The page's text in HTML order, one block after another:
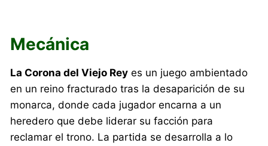
Mecánica
La Corona del Viejo Rey es un juego ambientado
en un reino fracturado tras la desaparición de su
monarca, donde cada jugador encarna a un
heredero que debe liderar su facción para
reclamar el trono. La partida se desarrolla a lo